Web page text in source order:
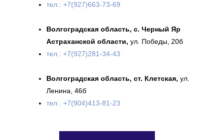
тел.: +7(927)663-73-69
Волгоградская область, с. Черный Яр
Астраханской области, ул. Победы, 20б
тел.: +7(927)281-34-43
Волгоградская область, ст. Клетская, ул.
Ленина, 46б
тел.: +7(904)413-81-23